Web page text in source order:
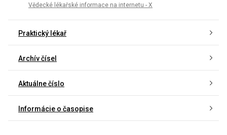
Vědecké lékařské informace na internetu - X
Praktický lékař
Archív čísel
Aktuálne číslo
Informácie o časopise